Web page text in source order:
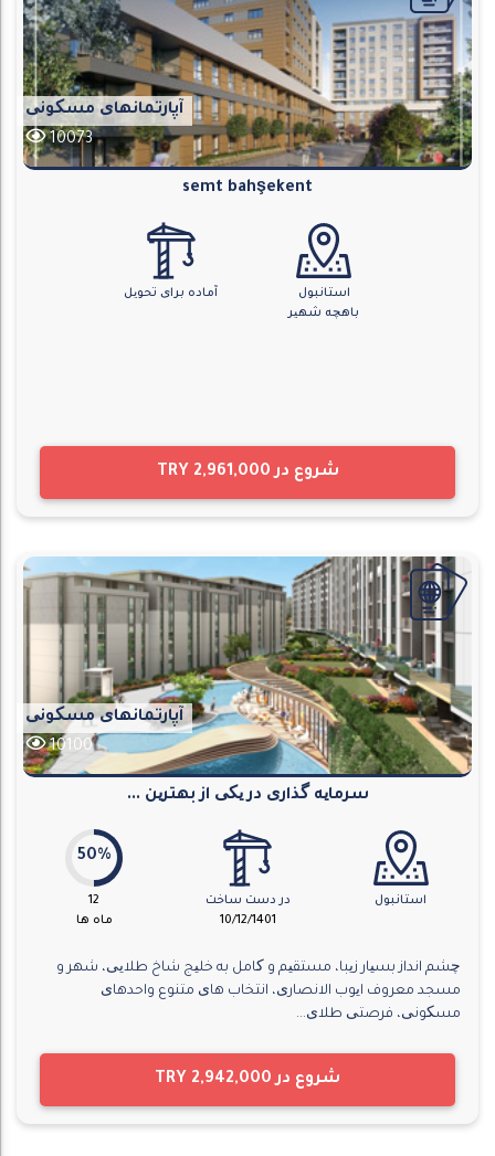
آپارتمانهای مسکونی
10073
semt bahşekent
استانبول
باهچه شهیر
آماده برای تحویل
شروع در TRY 2,961,000
آپارتمانهای مسکونی
10100
سرمایه گذاری در یکی از بهترین ...
استانبول
در دست ساخت
10/12/1401
50%
12
ماه ها
چشم انداز بسیار زیبا، مستقیم و کامل به خلیج شاخ طلایی، شهر و
مسجد معروف ایوب الانصاری، انتخاب های متنوع واحدهای
مسکونی، فرصتی طلای...
شروع در TRY 2,942,000